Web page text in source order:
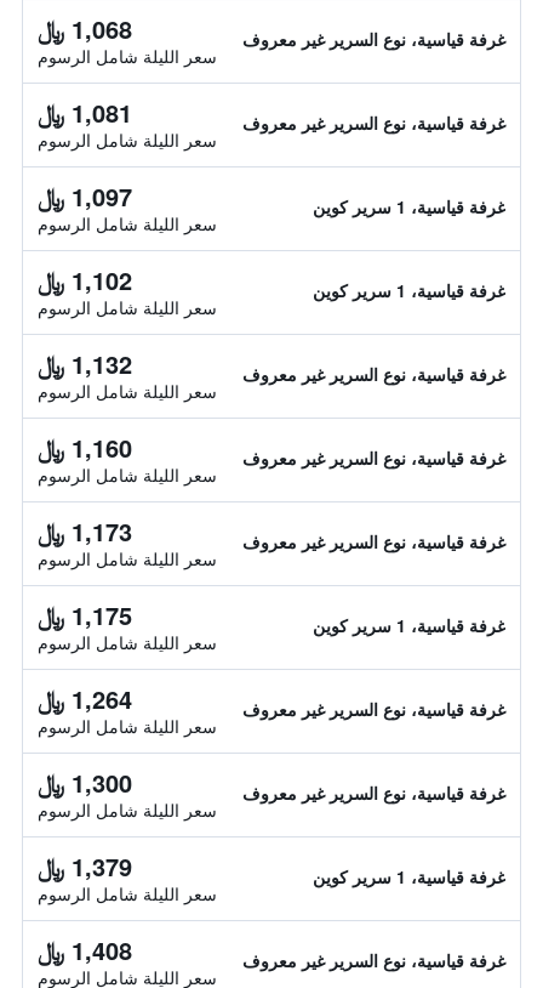
غرفة قياسية، نوع السرير غير معروف 1,068 ﷼
سعر الليلة شامل الرسوم
غرفة قياسية، نوع السرير غير معروف 1,081 ﷼
سعر الليلة شامل الرسوم
غرفة قياسية، 1 سرير كوين 1,097 ﷼
سعر الليلة شامل الرسوم
غرفة قياسية، 1 سرير كوين 1,102 ﷼
سعر الليلة شامل الرسوم
غرفة قياسية، نوع السرير غير معروف 1,132 ﷼
سعر الليلة شامل الرسوم
غرفة قياسية، نوع السرير غير معروف 1,160 ﷼
سعر الليلة شامل الرسوم
غرفة قياسية، نوع السرير غير معروف 1,173 ﷼
سعر الليلة شامل الرسوم
غرفة قياسية، 1 سرير كوين 1,175 ﷼
سعر الليلة شامل الرسوم
غرفة قياسية، نوع السرير غير معروف 1,264 ﷼
سعر الليلة شامل الرسوم
غرفة قياسية، نوع السرير غير معروف 1,300 ﷼
سعر الليلة شامل الرسوم
غرفة قياسية، 1 سرير كوين 1,379 ﷼
سعر الليلة شامل الرسوم
غرفة قياسية، نوع السرير غير معروف 1,408 ﷼
سعر الليلة شامل الرسوم